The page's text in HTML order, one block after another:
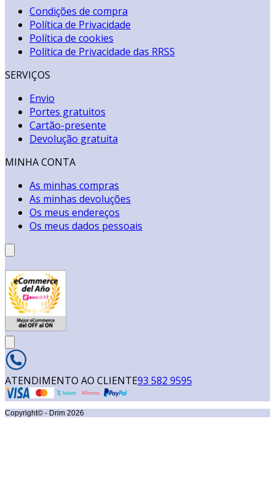
Condições de compra
Política de Privacidade
Política de cookies
Política de Privacidade das RRSS
SERVIÇOS
Envio
Portes gratuitos
Cartão-presente
Devolução gratuita
MINHA CONTA
As minhas compras
As minhas devoluções
Os meus endereços
Os meus dados pessoais
ATENDIMENTO AO CLIENTE93 582 9595
Copyright© - Drim 2026